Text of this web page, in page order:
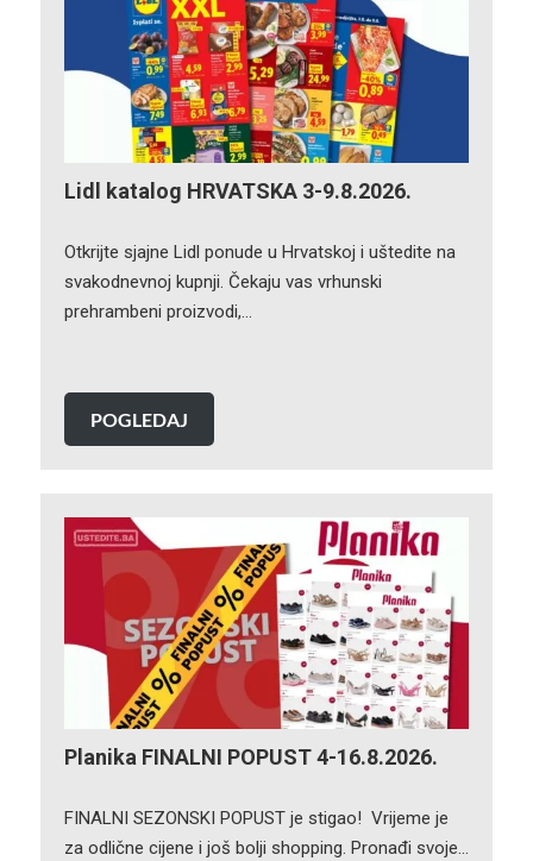
Lidl katalog HRVATSKA 3-9.8.2026.
Otkrijte sjajne Lidl ponude u Hrvatskoj i uštedite na
svakodnevnoj kupnji. Čekaju vas vrhunski
prehrambeni proizvodi,…
POGLEDAJ
Planika FINALNI POPUST 4-16.8.2026.
FINALNI SEZONSKI POPUST je stigao! Vrijeme je
za odlične cijene i još bolji shopping. Pronađi svoje…